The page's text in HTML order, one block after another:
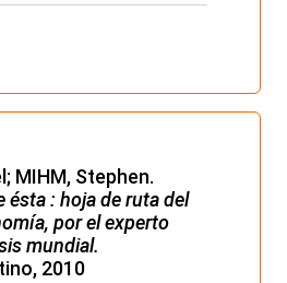
MIHM, Stephen.
ésta : hoja de ruta del
por el experto
mundial.
2010